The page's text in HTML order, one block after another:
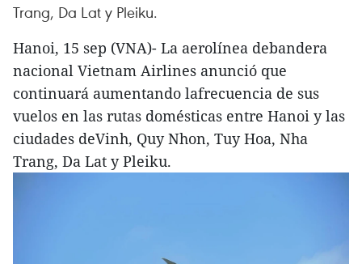
Trang, Da Lat y Pleiku.
Hanoi, 15 sep (VNA)- La aerolínea debandera
nacional Vietnam Airlines anunció que
continuará aumentando lafrecuencia de sus
vuelos en las rutas domésticas entre Hanoi y las
ciudades deVinh, Quy Nhon, Tuy Hoa, Nha
Trang, Da Lat y Pleiku.